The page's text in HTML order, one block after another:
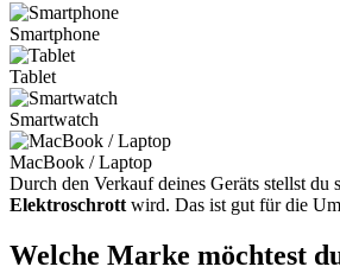
Smartphone
Tablet
Smartwatch
MacBook / Laptop
Durch den Verkauf deines Geräts stellst du
Elektroschrott wird. Das ist gut für die
Welche Marke möchtest